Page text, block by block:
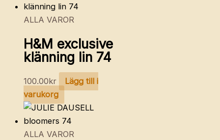
ALLA VAROR
H&M exclusive
klänning lin 74
100.00kr
Lägg till i
varukorg
ALLA VAROR